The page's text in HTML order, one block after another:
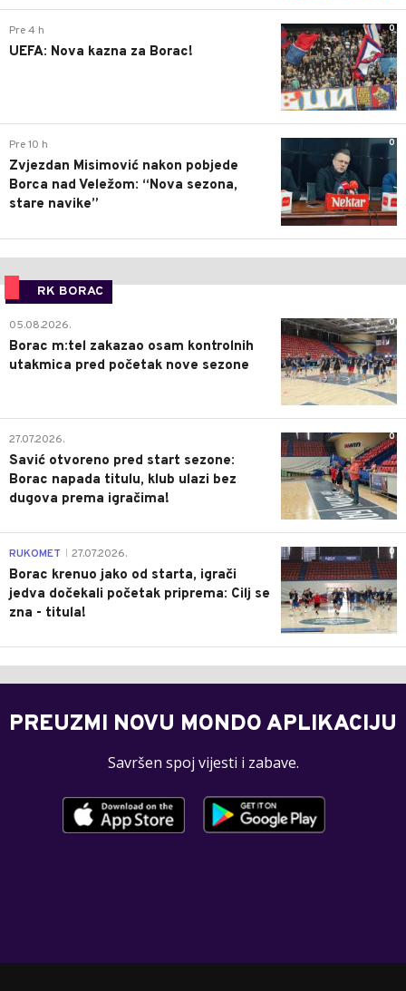
0
Pre 4 h
UEFA: Nova kazna za Borac!
0
Pre 10 h
Zvjezdan Misimović nakon pobjede
Borca nad Veležom: “Nova sezona,
stare navike”
RK BORAC
0
05.08.2026.
Borac m:tel zakazao osam kontrolnih
utakmica pred početak nove sezone
0
27.07.2026.
Savić otvoreno pred start sezone:
Borac napada titulu, klub ulazi bez
dugova prema igračima!
0
RUKOMET 27.07.2026.
Borac krenuo jako od starta, igrači
jedva dočekali početak priprema: Cilj se
zna - titula!
PREUZMI NOVU MONDO APLIKACIJU
Savršen spoj vijesti i zabave.